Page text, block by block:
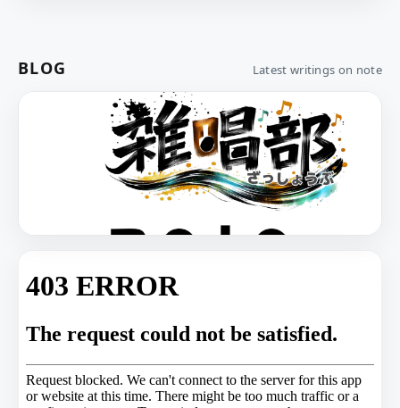
BLOG Latest writings on note
最新記事はnoteで更新しています